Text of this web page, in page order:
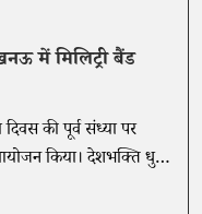
की पूर्व संध्या पर
किया। देशभक्ति धुनों